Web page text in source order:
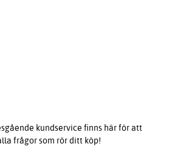
kundservice finns här för att
frågor som rör ditt köp!